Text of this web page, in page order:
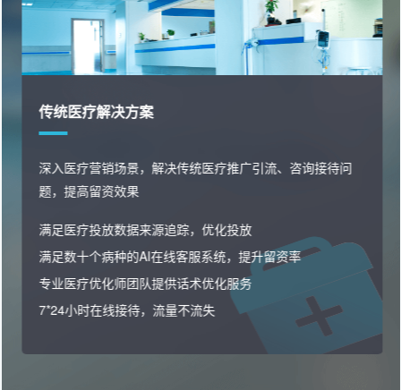
传统医疗解决方案
深入医疗营销场景，解决传统医疗推广引流、咨询接待问
题，提高留资效果
满足医疗投放数据来源追踪，优化投放
满足数十个病种的AI在线客服系统，提升留资率
专业医疗优化师团队提供话术优化服务
7*24小时在线接待，流量不流失